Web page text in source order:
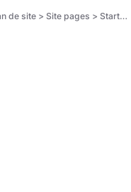
site > Site pages > Startpagina